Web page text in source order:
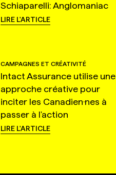
Schiaparelli: Anglomaniac
LIRE L'ARTICLE
CAMPAGNES ET CRÉATIVITÉ
Intact Assurance utilise une
approche créative pour
inciter les Canadien·nes à
passer à l'action
LIRE L'ARTICLE